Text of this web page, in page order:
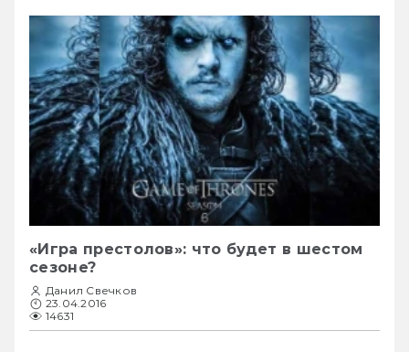
«Игра престолов»: что будет в шестом
сезоне?
Данил Свечков
23.04.2016
14631